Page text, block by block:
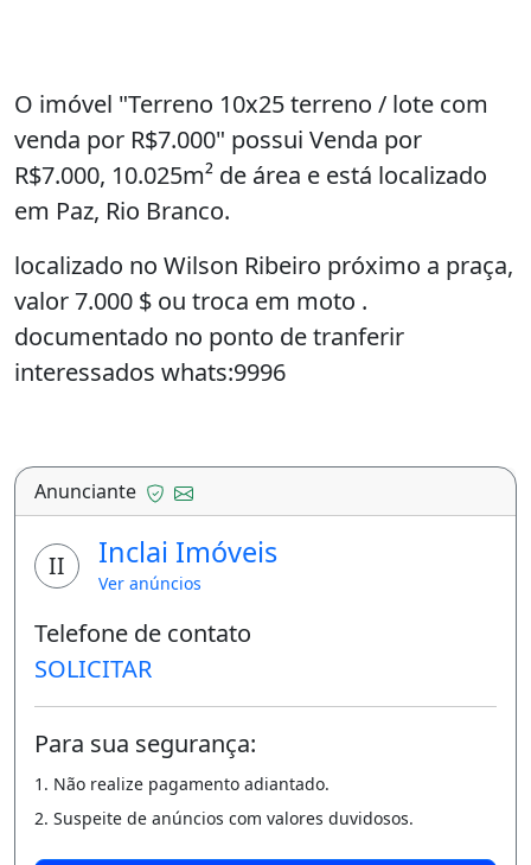
O imóvel "Terreno 10x25 terreno / lote com
venda por R$7.000" possui Venda por
R$7.000, 10.025m² de área e está localizado
em Paz, Rio Branco.
localizado no Wilson Ribeiro próximo a praça,
valor 7.000 $ ou troca em moto .
documentado no ponto de tranferir
interessados whats:9996
Anunciante
II Inclai Imóveis
Ver anúncios
Telefone de contato
SOLICITAR
Para sua segurança:
1. Não realize pagamento adiantado.
2. Suspeite de anúncios com valores duvidosos.